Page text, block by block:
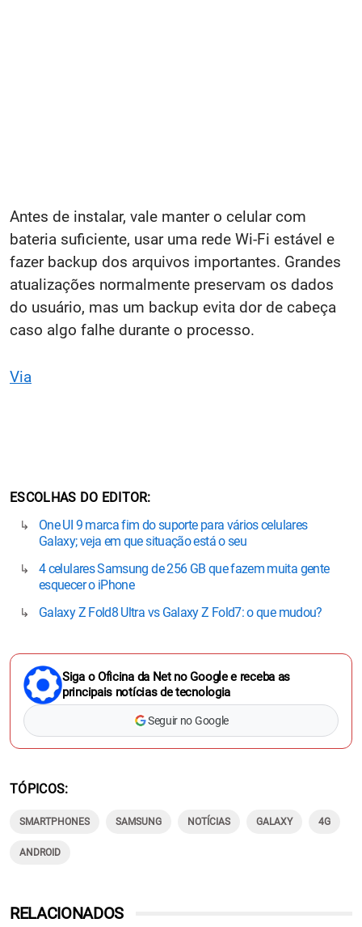
Antes de instalar, vale manter o celular com
bateria suficiente, usar uma rede Wi-Fi estável e
fazer backup dos arquivos importantes. Grandes
atualizações normalmente preservam os dados
do usuário, mas um backup evita dor de cabeça
caso algo falhe durante o processo.
Via
ESCOLHAS DO EDITOR
One UI 9 marca fim do suporte para vários celulares
Galaxy; veja em que situação está o seu
4 celulares Samsung de 256 GB que fazem muita gente
esquecer o iPhone
Galaxy Z Fold8 Ultra vs Galaxy Z Fold7: o que mudou?
Siga o Oficina da Net no Google e receba as
principais notícias de tecnologia
Seguir no Google
TÓPICOS
SMARTPHONES SAMSUNG NOTÍCIAS GALAXY 4G
ANDROID
RELACIONADOS